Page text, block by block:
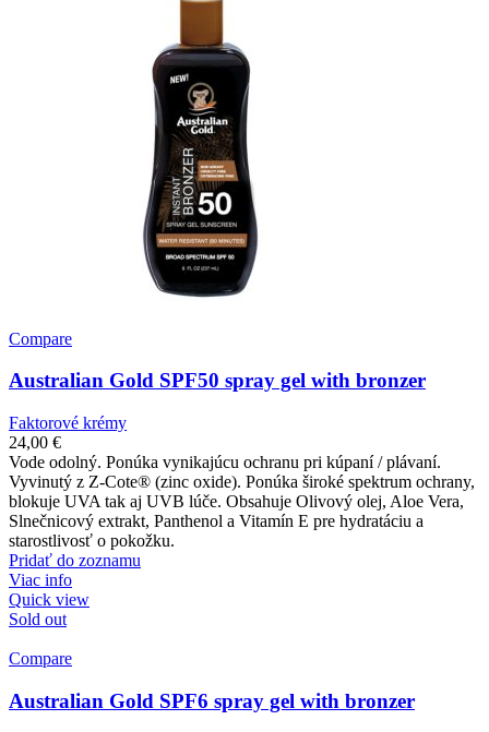
Compare
Australian Gold SPF50 spray gel with bronzer
Faktorové krémy
24,00 €
Vode odolný. Ponúka vynikajúcu ochranu pri kúpaní / plávaní.
Vyvinutý z Z-Cote® (zinc oxide). Ponúka široké spektrum ochrany,
blokuje UVA tak aj UVB lúče. Obsahuje Olivový olej, Aloe Vera,
Slnečnicový extrakt, Panthenol a Vitamín E pre hydratáciu a
starostlivosť o pokožku.
Pridať do zoznamu
Viac info
Quick view
Sold out
Compare
Australian Gold SPF6 spray gel with bronzer